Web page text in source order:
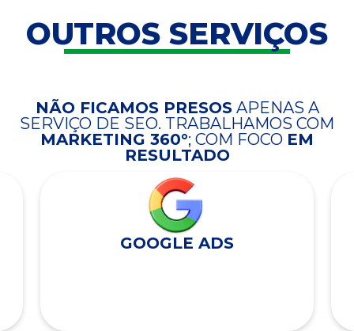
OUTROS SERVIÇOS
NÃO FICAMOS PRESOSAPENAS A
SERVIÇO DE SEO. TRABALHAMOS COM
MARKETING 360°; COM FOCO EM
RESULTADO
GOOGLE ADS